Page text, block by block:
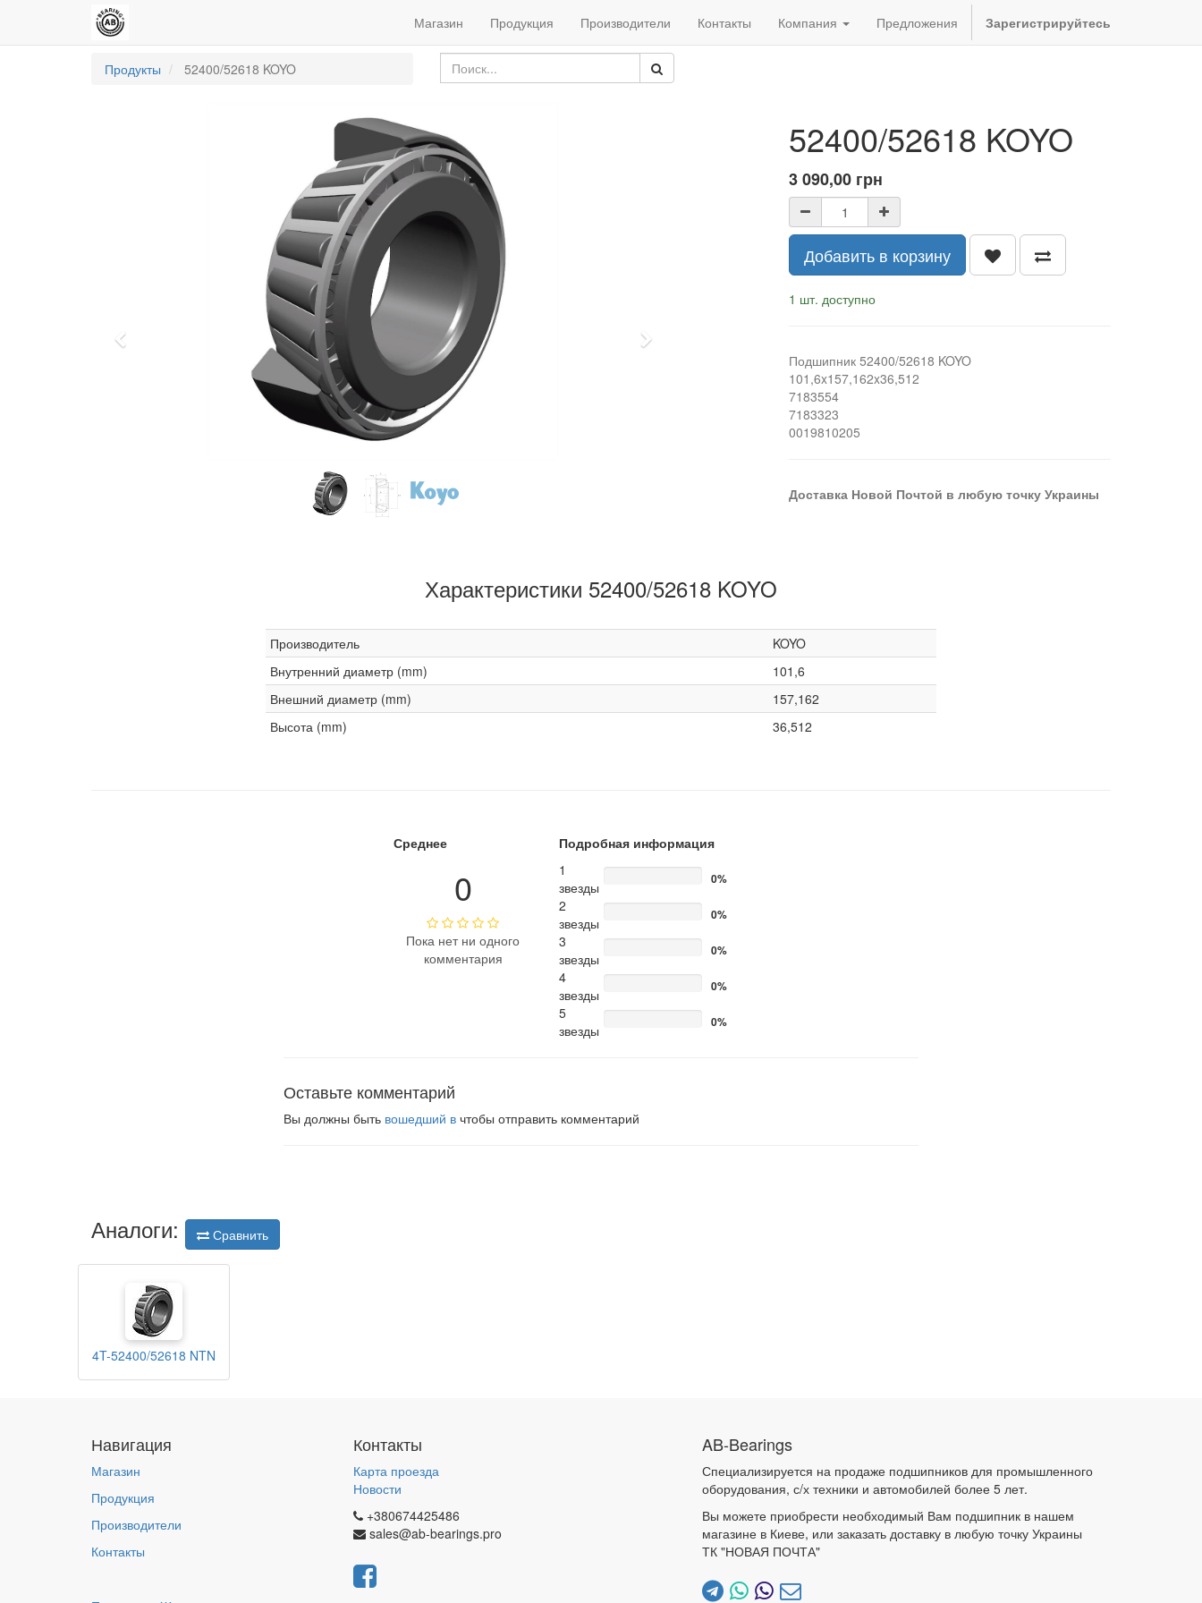
Магазин Продукция Производители Контакты Компания Предложения Зарегистрируйтесь
Продукты 52400/52618 KOYO
Next
52400/52618 KOYO
3 090,00 грн
Добавить в корзину
1 шт. доступно
Подшипник 52400/52618 KOYO
101,6x157,162x36,512
7183554
7183323
0019810205
Доставка Новой Почтой в любую точку Украины
Характеристики 52400/52618 KOYO
Производитель
KOYO
Внутренний диаметр (mm)
101,6
Внешний диаметр (mm)
157,162
Высота (mm)
36,512
Среднее
0
Пока нет ни одного
комментария
Подробная информация
1
звезды
0%
2
звезды
0%
3
звезды
0%
4
звезды
0%
5
звезды
0%
Оставьте комментарий
Вы должны быть вошедший в чтобы отправить комментарий
Аналоги: Сравнить
4T-52400/52618 NTN
Навигация
Магазин
Продукция
Производители
Контакты
Контакты
Карта проезда
Новости
+380674425486
sales@ab-bearings.pro
AB-Bearings
Специализируется на продаже подшипников для промышленного
оборудования, с/х техники и автомобилей более 5 лет.
Вы можете приобрести необходимый Вам подшипник в нашем
магазине в Киеве, или заказать доставку в любую точку Украины
ТК "НОВАЯ ПОЧТА"